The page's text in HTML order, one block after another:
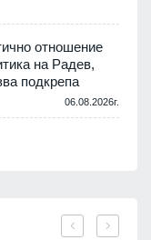
отношение
на Радев,
подкрепа
06.08.2026г.